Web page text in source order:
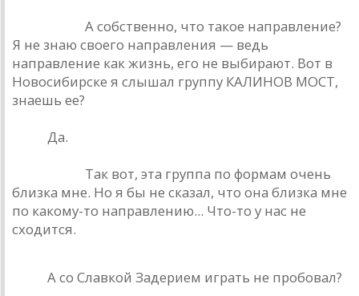
А собственно, что такое направление?
Я не знаю своего направления — ведь
направление как жизнь, его не выбирают. Вот в
Новосибирске я слышал группу КАЛИНОВ МОСТ,
знаешь ее?
Да.
Так вот, эта группа по формам очень
близка мне. Но я бы не сказал, что она близка мне
по какому-то направлению... Что-то у нас не
сходится.
А со Славкой Задерием играть не пробовал?